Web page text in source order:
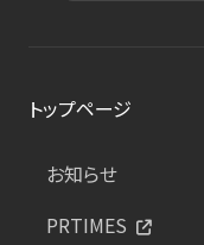
トップページ
お知らせ
PRTIMES